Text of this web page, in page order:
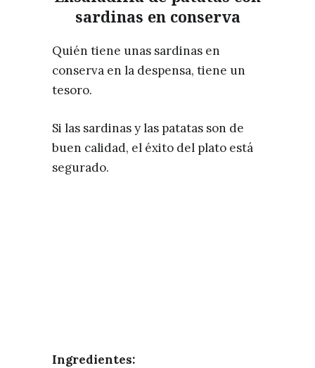
sardinas en conserva
Quién tiene unas sardinas en
conserva en la despensa, tiene un
tesoro.
Si las sardinas y las patatas son de
buen calidad, el éxito del plato está
segurado.
Ingredientes: